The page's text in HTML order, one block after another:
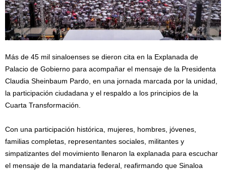
Más de 45 mil sinaloenses se dieron cita en la Explanada de
Palacio de Gobierno para acompañar el mensaje de la Presidenta
Claudia Sheinbaum Pardo, en una jornada marcada por la unidad,
la participación ciudadana y el respaldo a los principios de la
Cuarta Transformación.
Con una participación histórica, mujeres, hombres, jóvenes,
familias completas, representantes sociales, militantes y
simpatizantes del movimiento llenaron la explanada para escuchar
el mensaje de la mandataria federal, reafirmando que Sinaloa